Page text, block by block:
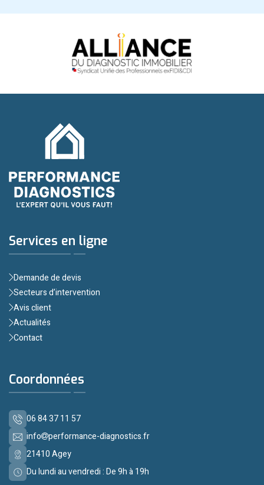
Services en ligne
Demande de devis
Secteurs d’intervention
Avis client
Actualités
Contact
Coordonnées
06 84 37 11 57
info
performance-diagnostics.fr
21410 Agey
Du lundi au vendredi : De 9h à 19h